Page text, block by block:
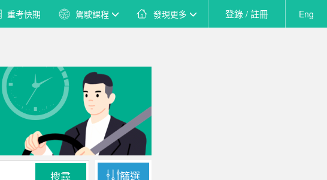
Eng
登錄 / 註冊
發現更多
駕駛課程
重考快期
搜尋 篩選